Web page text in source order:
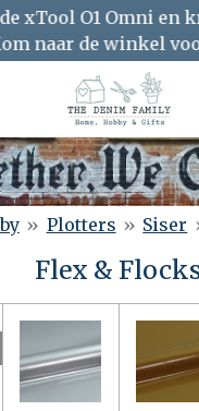
xTool O1 Omni en
naar de winkel
» Plotters » Siser
Flex &